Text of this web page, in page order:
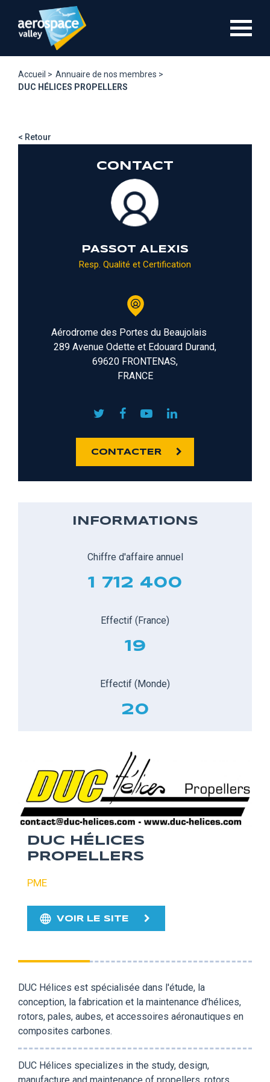
contenu
Accueil > Annuaire de nos membres >
DUC HÉLICES PROPELLERS
< Retour
CONTACT
PASSOT ALEXIS
Resp. Qualité et Certification
Aérodrome des Portes du Beaujolais
289 Avenue Odette et Edouard Durand,
69620 FRONTENAS,
FRANCE
CONTACTER
INFORMATIONS
Chiffre d'affaire annuel
1 712 400
Effectif (France)
19
Effectif (Monde)
20
DUC HÉLICES
PROPELLERS
PME
VOIR LE SITE
DUC Hélices est spécialisée dans l'étude, la
conception, la fabrication et la maintenance d’hélices,
rotors, pales, aubes, et accessoires aéronautiques en
composites carbones.
DUC Hélices specializes in the study, design,